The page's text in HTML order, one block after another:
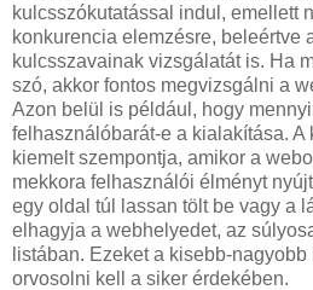
kulcsszókutatással indul, emellett
konkurencia elemzésre, beleértve
kulcsszavainak vizsgálatát is. Ha
szó, akkor fontos megvizsgálni a
Azon belül is például, hogy
felhasználóbarát-e a kialakítása. A
kiemelt szempontja, amikor a
mekkora felhasználói élményt
egy oldal túl lassan tölt be vagy a
elhagyja a webhelyedet, az
listában. Ezeket a kisebb-
orvosolni kell a siker érdekében.